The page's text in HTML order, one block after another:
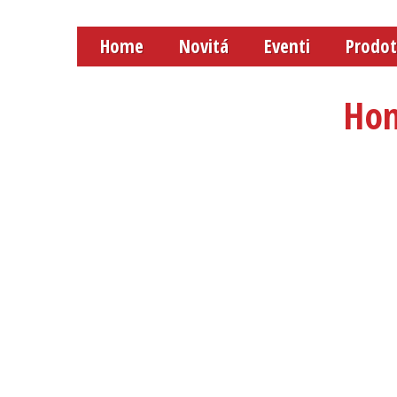
Home Novitá Eventi